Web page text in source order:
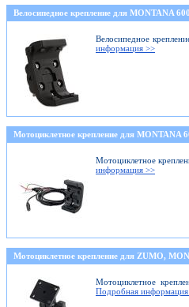
Велосипедное крепление для MONTANA
Велосипедное
информация >>
Мотоциклетное крепление для MONTANA
Мотоциклетное
информация >>
Мотоциклетное крепление для ZUMO,
Мотоциклетное
Подробная